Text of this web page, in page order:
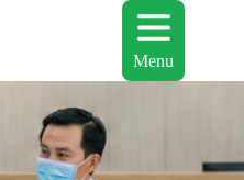
Menu